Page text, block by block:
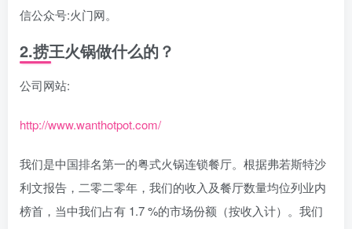
信公众号:火门网。
2.捞王火锅做什么的？
公司网站:
http://www.wanthotpot.com/
我们是中国排名第一的粤式火锅连锁餐厅。根据弗若斯特沙
利文报告，二零二零年，我们的收入及餐厅数量均位列业内
榜首，当中我们占有 1.7 %的市场份额（按收入计）。我们